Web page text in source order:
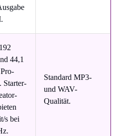
44,1
Starter-
s bei
Standard MP3-
und WAV-
Qualität.